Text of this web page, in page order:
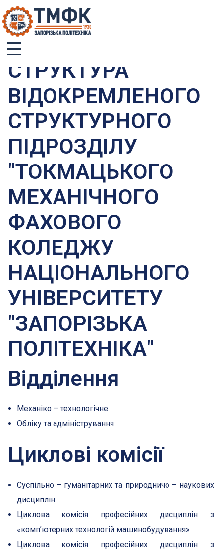
ТМФК
Токмацький механічний фаховий коледж
CТРУКТУРА
ВІДОКРЕМЛЕНОГО
СТРУКТУРНОГО
ПІДРОЗДІЛУ
"ТОКМАЦЬКОГО
МЕХАНІЧНОГО
ФАХОВОГО
КОЛЕДЖУ
НАЦІОНАЛЬНОГО
УНІВЕРСИТЕТУ
"ЗАПОРІЗЬКА
ПОЛІТЕХНІКА"
Відділення
Механіко – технологічне
Обліку та адміністрування
Циклові комісії
Суспільно – гуманітарних та природничо – наукових
дисциплін
Циклова комісія професійних дисциплін з
«комп’ютерних технологій машинобудування»
Циклова комісія професійних дисциплін з